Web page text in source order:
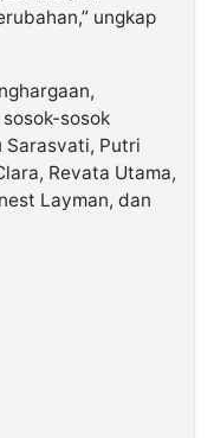
ungkap
sosok
Putri
Revata Utama,
Layman, dan